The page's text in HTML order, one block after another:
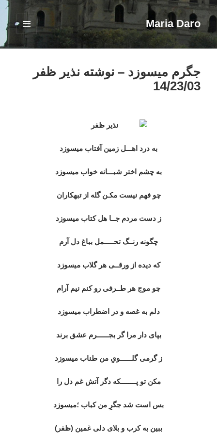
Maria Daro
فهرست
ابزارک‌ها
جگرم میسوزد – نوشته نذیر ظفر
14/23/03
به درد اهـــل زمین آفتاب میسوزد
به چشم اختر شبـــانه خواب میسوزد
چو فهم نیست مکـن گله از تبهکاران
ز دست مردم جــا هل کتاب میسوزد
چگونه رنــگ تحـــــمل بباغ دل آرم
که دیده از ورقــی هر گلاب میسوزد
چو موج هر طــرفی رو کنم نیم آرام
دلم به غصه و در اضطراب میسوزد
بپای دار مرا گر بجــــــرم عشق برند
ز گرمی گلــــــویِ من طناب میسوزد
مکن تو پــــــــکه دگر آتش غم دل را
بس است شد جگرِ من کباب ؛میسوزد
ببین به کرب و بلای دلی غمین (ظفر)